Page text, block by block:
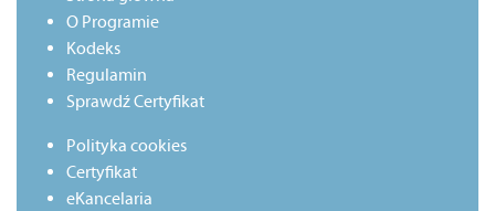
O Programie
Kodeks
Regulamin
Sprawdź Certyfikat
Polityka cookies
Certyfikat
eKancelaria